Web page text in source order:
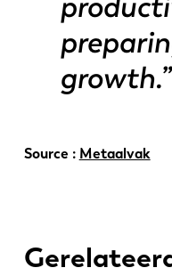
growth.”
Source : Metaalvak